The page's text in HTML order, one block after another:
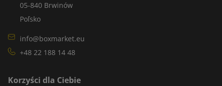
05-840 Brwinów
Poľsko
info@boxmarket.eu
+48 22 188 14 48
Korzyści dla Ciebie